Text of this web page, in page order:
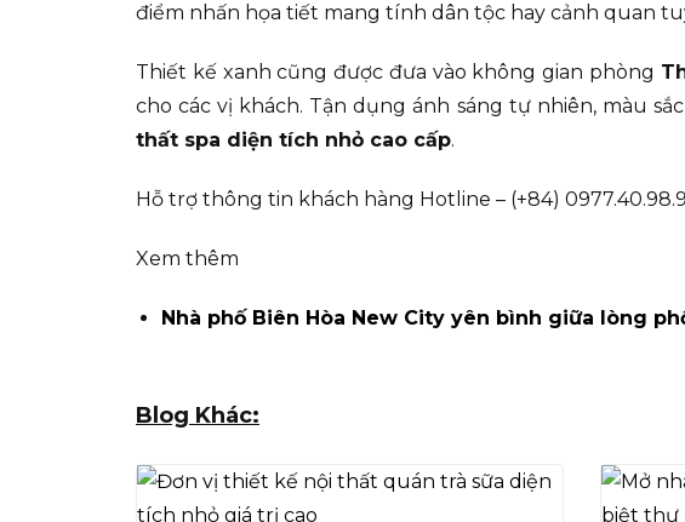
điểm nhấn họa tiết mang tính dân tộc hay cảnh quan
Thiết kế xanh cũng được đưa vào không gian phòng
cho các vị khách. Tận dụng ánh sáng tự nhiên, màu
thất spa diện tích nhỏ cao cấp.
Hỗ trợ thông tin khách hàng Hotline – (+84)
Xem thêm
Nhà phố Biên Hòa New City yên bình giữa lòng
Blog Khác: